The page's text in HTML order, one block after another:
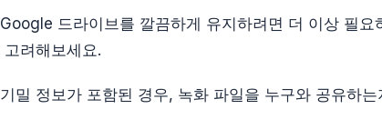
드라이브를 깔끔하게 유지하려면 더 이상 필요
려해보세요.
밀 정보가 포함된 경우, 녹화 파일을 누구와 공유하는